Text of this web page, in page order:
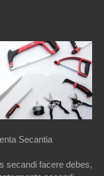
Secantia
secandi facere debes,